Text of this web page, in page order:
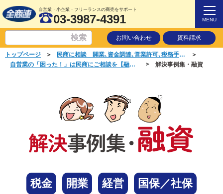
自営業・小企業・フリーランスの商売をサポート
03-3987-4391 MENU
お問い合わせ 資料請求
トップページ ＞ 民商に相談 開業､資金調達､営業許可､税務手続き､起業は民商へ！
＞
自営業の「困った！」は民商にご相談を【融資の相談】融資を受けられた！
＞ 解決事例集・融資
税金 開業 経営 国保／社保